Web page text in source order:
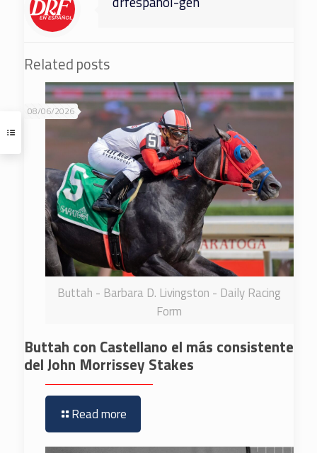
Related posts
Buttah - Barbara D. Livingston - Daily Racing
Form
08/06/2026
Buttah con Castellano el más consistente
del John Morrissey Stakes
Read more